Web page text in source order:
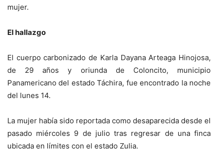
mujer.
El hallazgo
El cuerpo carbonizado de Karla Dayana Arteaga Hinojosa,
de 29 años y oriunda de Coloncito, municipio
Panamericano del estado Táchira, fue encontrado la noche
del lunes 14.
La mujer había sido reportada como desaparecida desde el
pasado miércoles 9 de julio tras regresar de una finca
ubicada en límites con el estado Zulia.